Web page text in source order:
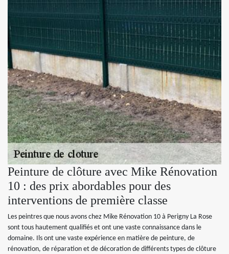
Peinture de clôture avec Mike Rénovation
10 : des prix abordables pour des
interventions de première classe
Les peintres que nous avons chez Mike Rénovation 10 à Perigny La Rose
sont tous hautement qualifiés et ont une vaste connaissance dans le
domaine. Ils ont une vaste expérience en matière de peinture, de
rénovation, de réparation et de décoration de différents types de clôture